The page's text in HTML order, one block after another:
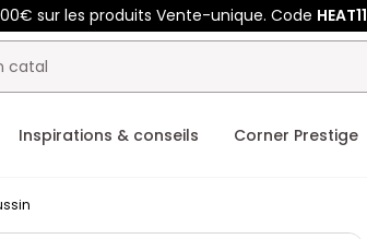
sur les produits Vente-unique. CodeHEAT11
Inspirations & conseils Corner Prestige